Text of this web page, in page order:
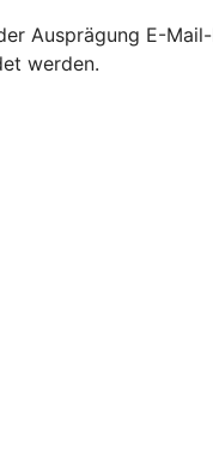
Ausprägung E-
werden.